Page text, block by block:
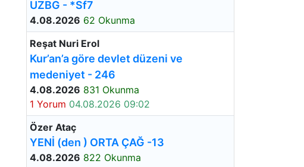
UZBG - *Sf7
4.08.2026 62 Okunma
Reşat Nuri Erol
Kur’an’a göre devlet düzeni ve
medeniyet - 246
4.08.2026 831 Okunma
1 Yorum 04.08.2026 09:02
Özer Ataç
YENİ (den ) ORTA ÇAĞ -13
4.08.2026 822 Okunma